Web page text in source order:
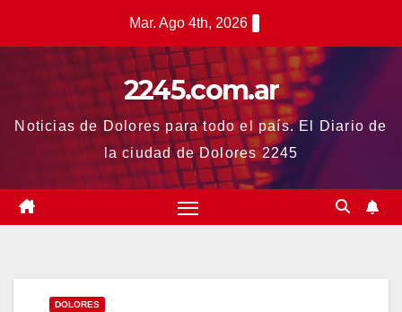
Mar. Ago 4th, 2026
2245.com.ar
Noticias de Dolores para todo el país. El Diario de
la ciudad de Dolores 2245
DOLORES